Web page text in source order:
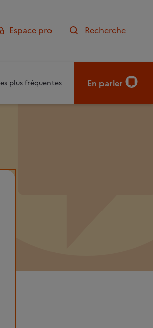
Espace pro Recherche
plus fréquentes En parler